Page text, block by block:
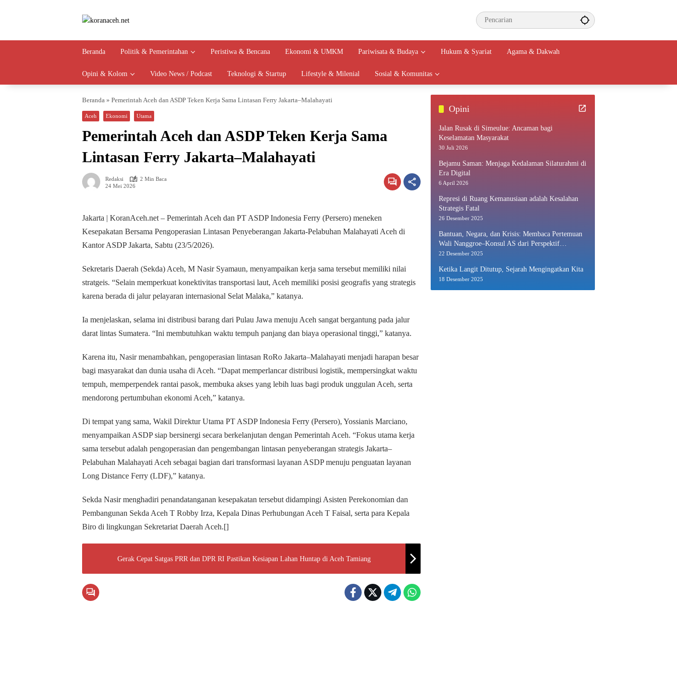
Beranda Politik & Pemerintahan Peristiwa & Bencana Ekonomi & UMKM Pariwisata & Budaya Hukum & Syariat Agama & Dakwah
Opini & Kolom Video News / Podcast Teknologi & Startup Lifestyle & Milenial Sosial & Komunitas
Beranda » Pemerintah Aceh dan ASDP Teken Kerja Sama Lintasan Ferry Jakarta–Malahayati
Aceh Ekonomi Utama
Pemerintah Aceh dan ASDP Teken Kerja Sama
Lintasan Ferry Jakarta–Malahayati
Redaksi
2 Min Baca
24 Mei 2026
Jakarta | KoranAceh.net – Pemerintah Aceh dan PT ASDP Indonesia Ferry (Persero) meneken
Kesepakatan Bersama Pengoperasian Lintasan Penyeberangan Jakarta-Pelabuhan Malahayati Aceh di
Kantor ASDP Jakarta, Sabtu (23/5/2026).
Sekretaris Daerah (Sekda) Aceh, M Nasir Syamaun, menyampaikan kerja sama tersebut memiliki nilai
stratgeis. “Selain memperkuat konektivitas transportasi laut, Aceh memiliki posisi geografis yang strategis
karena berada di jalur pelayaran internasional Selat Malaka,” katanya.
Ia menjelaskan, selama ini distribusi barang dari Pulau Jawa menuju Aceh sangat bergantung pada jalur
darat lintas Sumatera. “Ini membutuhkan waktu tempuh panjang dan biaya operasional tinggi,” katanya.
Karena itu, Nasir menambahkan, pengoperasian lintasan RoRo Jakarta–Malahayati menjadi harapan besar
bagi masyarakat dan dunia usaha di Aceh. “Dapat memperlancar distribusi logistik, mempersingkat waktu
tempuh, memperpendek rantai pasok, membuka akses yang lebih luas bagi produk unggulan Aceh, serta
mendorong pertumbuhan ekonomi Aceh,” katanya.
Di tempat yang sama, Wakil Direktur Utama PT ASDP Indonesia Ferry (Persero), Yossianis Marciano,
menyampaikan ASDP siap bersinergi secara berkelanjutan dengan Pemerintah Aceh. “Fokus utama kerja
sama tersebut adalah pengoperasian dan pengembangan lintasan penyeberangan strategis Jakarta–
Pelabuhan Malahayati Aceh sebagai bagian dari transformasi layanan ASDP menuju penguatan layanan
Long Distance Ferry (LDF),” katanya.
Sekda Nasir menghadiri penandatanganan kesepakatan tersebut didampingi Asisten Perekonomian dan
Pembangunan Sekda Aceh T Robby Irza, Kepala Dinas Perhubungan Aceh T Faisal, serta para Kepala
Biro di lingkungan Sekretariat Daerah Aceh.[]
Gerak Cepat Satgas PRR dan DPR RI Pastikan Kesiapan Lahan Huntap di Aceh Tamiang
Opini
Jalan Rusak di Simeulue: Ancaman bagi
Keselamatan Masyarakat
30 Juli 2026
Bejamu Saman: Menjaga Kedalaman Silaturahmi di
Era Digital
6 April 2026
Represi di Ruang Kemanusiaan adalah Kesalahan
Strategis Fatal
26 Desember 2025
Bantuan, Negara, dan Krisis: Membaca Pertemuan
Wali Nanggroe–Konsul AS dari Perspektif
Ekonomi Politik
22 Desember 2025
Ketika Langit Ditutup, Sejarah Mengingatkan Kita
18 Desember 2025